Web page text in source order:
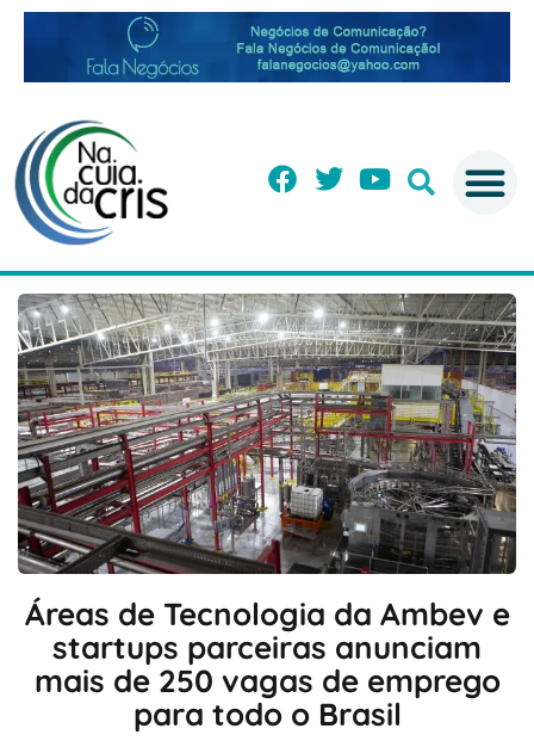
Áreas de Tecnologia da Ambev e
startups parceiras anunciam
mais de 250 vagas de emprego
para todo o Brasil